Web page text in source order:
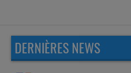
DERNIÈRES NEWS